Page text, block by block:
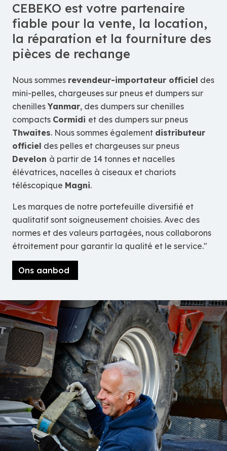
CEBEKO est votre partenaire
fiable pour la vente, la location,
la réparation et la fourniture des
pièces de rechange
Nous sommes revendeur-importateur officiel des
mini-pelles, chargeuses sur pneus et dumpers sur
chenilles Yanmar, des dumpers sur chenilles
compacts Cormidi et des dumpers sur pneus
Thwaites. Nous sommes également distributeur
officiel des pelles et chargeuses sur pneus
Develon à partir de 14 tonnes et nacelles
élévatrices, nacelles à ciseaux et chariots
téléscopique Magni.
Les marques de notre portefeuille diversifié et
qualitatif sont soigneusement choisies. Avec des
normes et des valeurs partagées, nous collaborons
étroitement pour garantir la qualité et le service."
Ons aanbod